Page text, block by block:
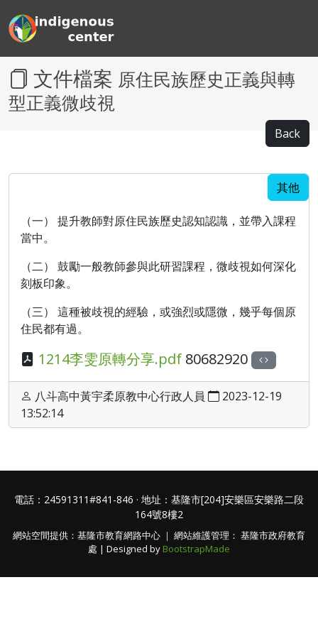
文件檔案 原住民族歷史正義與轉
型正義微歧視
Back
其他
（一） 提升教師對原住民族歷史認知認識，並帶入課程
當中。
（二） 鼓勵一般教師參與此研習課程，微歧視如何深化
刻板印象。
（三） 這種被歧視的經驗，或強烈或隱微，幾乎每個原
住民都有過。
1214李雯原轉分享.pdf 80682920
八斗高中黃宇柔原教中心行政人員
2023-12-19
13:52:14
電話：24591311#841-846 · 地址：基隆市[204]安樂區安樂路二段
164號8樓2
網站空間提供：基隆市教育網路中心 ｜ 網站維護管理： 基隆市政府教育
處 | Designed by BootstrapMade